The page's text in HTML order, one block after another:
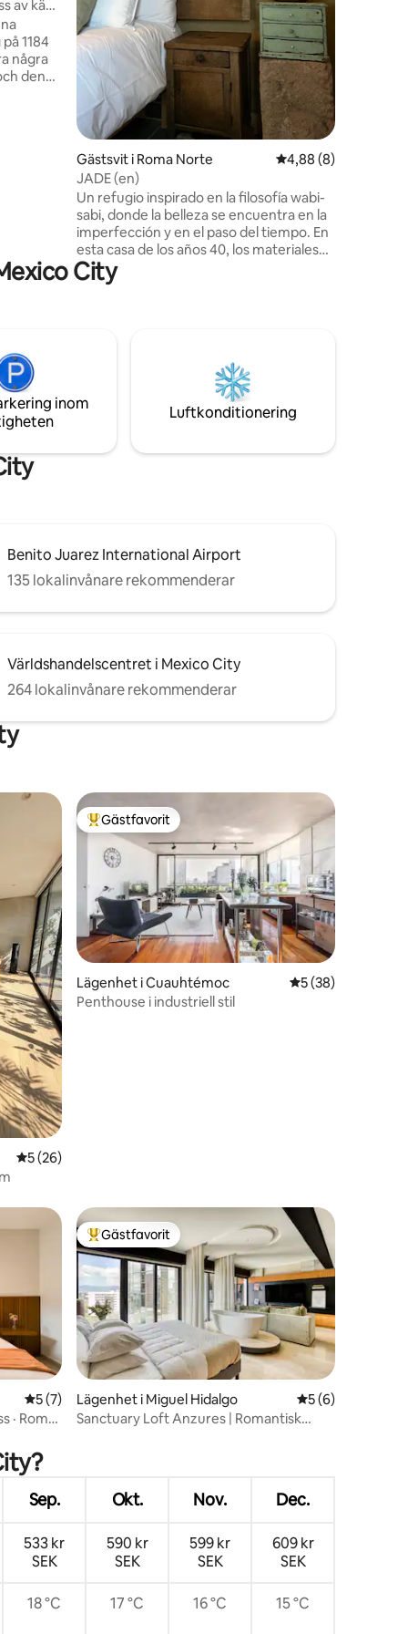
av känd
1184
några
den
Gästsvit i Roma Norte 4,88 av 5 i
4,88 (8)
JADE (en)
Un refugio inspirado en la filosofía wabi-
sabi, donde la belleza se encuentra en la
imperfección y en el paso del tiempo. En
esta casa de los años 40, los materiales
originales fueron preservados y
resaltados, dejando ver sus texturas,
para descansar, contemplar y habitar la
calma.
City
inom
Luftkonditionering
Benito Juarez International Airport
135 lokalinvånare rekommenderar
Världshandelscentret i Mexico City
264 lokalinvånare rekommenderar
5 av 5 i genomsnittligt betyg, 26 omdömen
5 (26)
Populär gästfavorit
Gästfavorit
Lägenhet i Cuauhtémoc 5 av 5 i
5 (38)
Penthouse i industriell stil
5 av 5 i genomsnittligt betyg, 7 omdömen
5 (7)
· Roma
Populär gästfavorit
Gästfavorit
Lägenhet i Miguel Hidalgo 5 av 5 i
5 (6)
Sanctuary Loft Anzures | Romantisk
Sep. Okt. Nov. Dec.
533 kr
SEK
590 kr
SEK
599 kr
SEK
609 kr
SEK
18 °C 17 °C 16 °C 15 °C